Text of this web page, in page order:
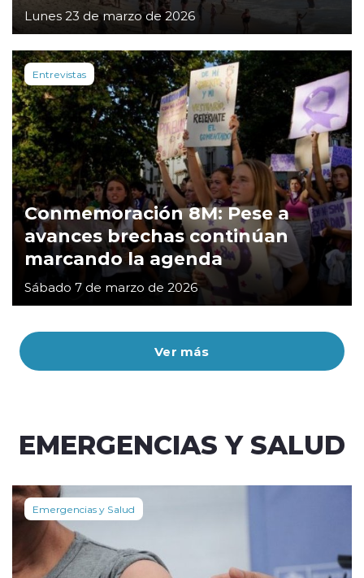
Ver más
Lunes 23 de marzo de 2026
Entrevistas
Conmemoración 8M: Pese a
avances brechas continúan
marcando la agenda
Sábado 7 de marzo de 2026
EMERGENCIAS Y SALUD
Emergencias y Salud